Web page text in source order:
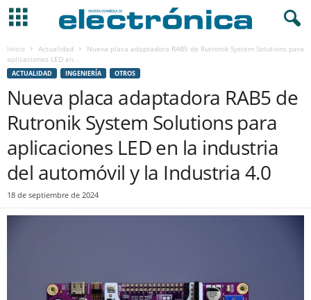
Inicio Actualidad
Nueva placa adaptadora RAB5 de Rutronik System Solutions para
aplicaciones LED en...
ACTUALIDAD INGENIERÍA OTROS
Nueva placa adaptadora RAB5 de
Rutronik System Solutions para
aplicaciones LED en la industria
del automóvil y la Industria 4.0
18 de septiembre de 2024